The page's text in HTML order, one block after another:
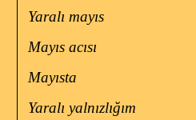
Yaralı mayıs
Mayıs acısı
Mayısta
Yaralı yalnızlığım